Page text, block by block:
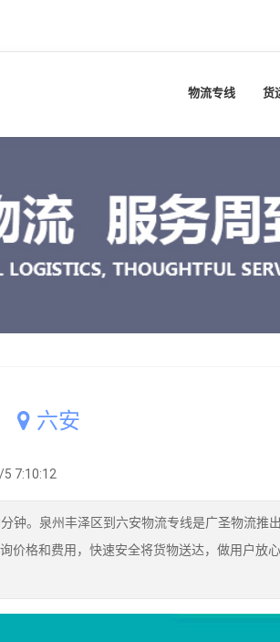
物流专线 货
六安
7:10:12
。泉州丰泽区到六安物流专线是广圣物流推
价格和费用，快速安全将货物送达，做用户放